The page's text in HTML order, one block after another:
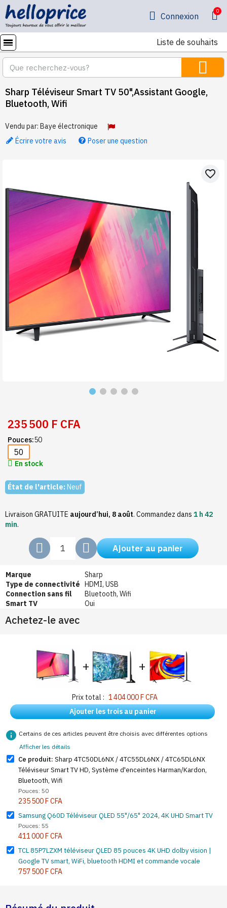
Connexion
Liste de souhaits
Sharp Téléviseur Smart TV 50",Assistant Google,
Bluetooth, Wifi
Vendu par: Baye électronique
Écrire votre avis
Poser une question
favorite_border
235 500 F CFA
Pouces 50
50
En stock
État de l'article: Neuf
Livraison GRATUITE aujourd’hui, 8 août. Commandez dans 1 h 42
min.
Ajouter au panier
Marque
Sharp
Type de connectivité HDMI, USB
Connection sans fil
Bluetooth, Wifi
Smart TV
Oui
Achetez-le avec
+ +
Prix total : 1 404 000 F CFA
Ajouter les trois au panier
info Certains de ces articles peuvent être choisis avec différentes options
Afficher les détails
Ce produit: Sharp 4TC50DL6NX / 4TC55DL6NX / 4TC65DL6NX
Téléviseur Smart TV HD, Système d'enceintes Harman/Kardon,
Bluetooth, Wifi
Pouces: 50
235 500 F CFA
Samsung Q60D Téléviseur QLED 55"/65" 2024, 4K UHD Smart TV
Pouces: 55
411 000 F CFA
TCL 85P7LZXM téléviseur QLED 85 pouces 4K UHD dolby vision |
Google TV smart, WiFi, bluetooth HDMI et commande vocale
757 500 F CFA